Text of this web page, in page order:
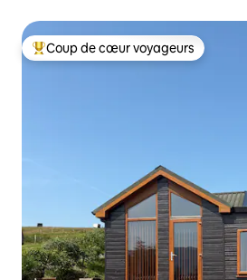
Coup de cœur voyageurs parmi les
Coup de cœur voyageurs